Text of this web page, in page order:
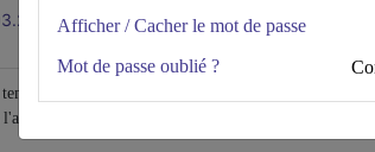
Afficher / Cacher le mot de passe
Mot de passe oublié ?
complet (ou temps plein) "classique", 35h par